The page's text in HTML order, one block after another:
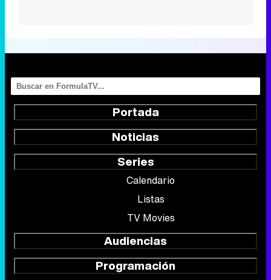
Portada
Noticias
Series
Calendario
Listas
TV Movies
Audiencias
Programación